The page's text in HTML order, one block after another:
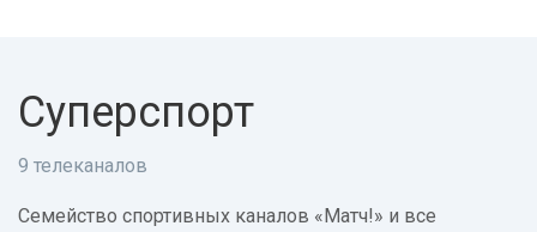
Суперспорт
9 телеканалов
Семейство спортивных каналов «Матч!» и все